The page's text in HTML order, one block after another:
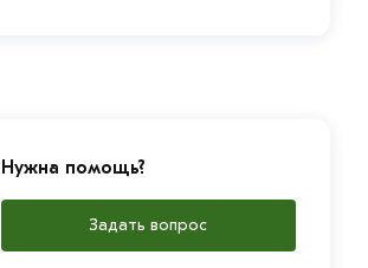
Нужна помощь?
Задать вопрос